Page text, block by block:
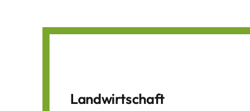
Landwirtschaft